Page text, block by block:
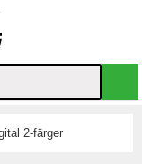
2-färger